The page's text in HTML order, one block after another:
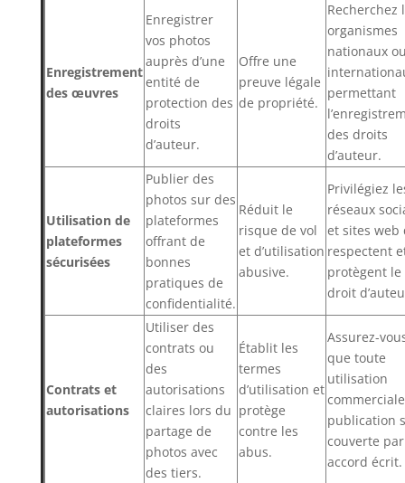
Enregistrement
des œuvres
Enregistrer
vos photos
auprès d’une
entité de
protection des
droits
d’auteur.
Offre une
preuve légale
de propriété.
Recherchez
organismes
nationaux
permettant
des droits
d’auteur.
Utilisation de
plateformes
sécurisées
Publier des
photos sur des
plateformes
offrant de
bonnes
pratiques de
confidentialité.
Réduit le
risque de vol
et d’utilisation
abusive.
Privilégiez
réseaux
et sites web
respectent
protègent le
droit
Contrats et
autorisations
Utiliser des
contrats ou
des
autorisations
claires lors du
partage de
photos avec
des tiers.
Établit les
termes
d’utilisation et
protège
contre les
abus.
Assurez-
que toute
utilisation
publication
couverte
accord écrit.